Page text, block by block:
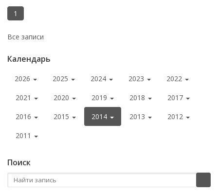
1
Все записи
Календарь
2026 2025 2024 2023 2022
2021 2020 2019 2018 2017
2016 2015 2014 2013 2012
2011
Поиск